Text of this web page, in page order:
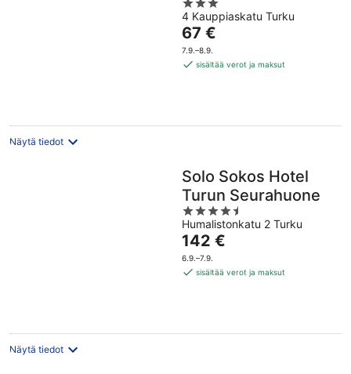
3
out
of
5
4 Kauppiaskatu Turku
Hinta
on
67 €
67 €
7.9.–8.9.
sisältää verot ja maksut
Näytä tiedot
Solo Sokos Hotel
Turun Seurahuone
4.5
out
of
5
Humalistonkatu 2 Turku
Hinta
on
142 €
142 €
6.9.–7.9.
sisältää verot ja maksut
Näytä tiedot